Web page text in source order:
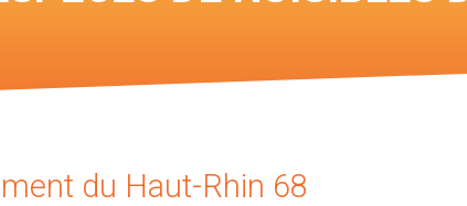
du Haut-Rhin 68